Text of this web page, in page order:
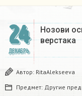
24
ДЕКАБРЬ
Нозови
верстака
Автор: RitaAlekseeva
Предмет: Другие